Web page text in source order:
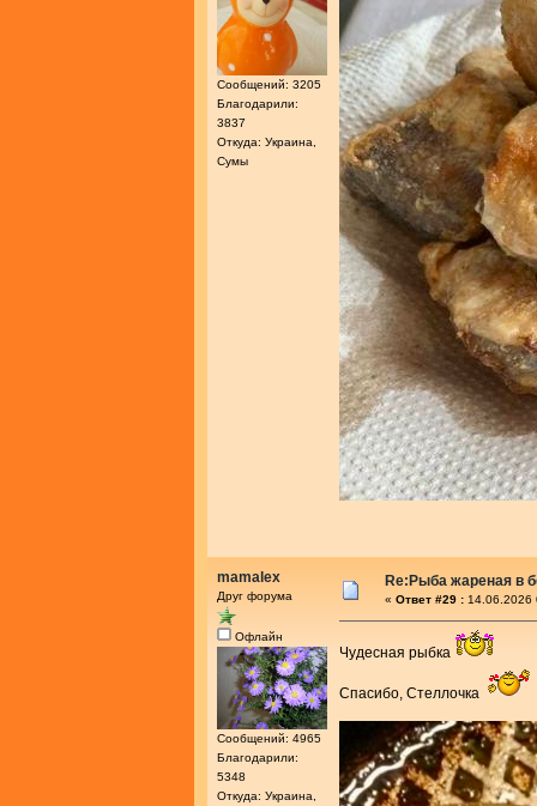
Сообщений: 3205
Благодарили:
3837
Откуда: Украина,
Сумы
mamalex
Друг форума
Офлайн
Сообщений: 4965
Благодарили:
5348
Откуда: Украина,
Re:Рыба жареная в
« Ответ #29 : 14.06.2026
Чудесная рыбка
Спасибо, Стеллочка